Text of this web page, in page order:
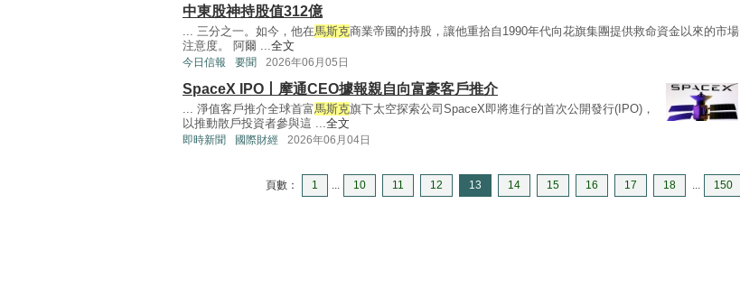
中東股神持股值312億
... 三分之一。如今，他在馬斯克商業帝國的持股，讓他重拾自1990年代向花旗集團提供救命資金以來的市場
注意度。 阿爾 ...全文
今日信報 要聞 2026年06月05日
SpaceX IPO丨摩通CEO據報親自向富豪客戶推介
... 淨值客戶推介全球首富馬斯克旗下太空探索公司SpaceX即將進行的首次公開發行(IPO)，
以推動散戶投資者參與這 ...全文
即時新聞 國際財經 2026年06月04日
頁數： 1 ... 10 11 12 13 14 15 16 17 18 ... 150